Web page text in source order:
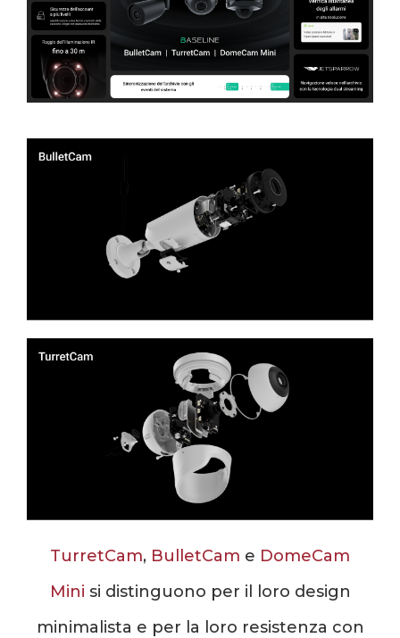
TurretCam, BulletCam e DomeCam
Mini si distinguono per il loro design
minimalista e per la loro resistenza con